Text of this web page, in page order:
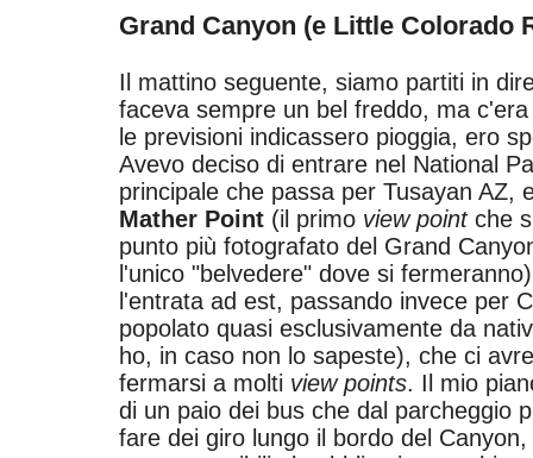
Grand Canyon (e Little Colorado
Il mattino seguente, siamo partiti in
faceva sempre un bel freddo, ma
le previsioni indicassero pioggia, ero
Avevo deciso di entrare nel National
principale che passa per Tusayan AZ,
Mather Point (il primo view pointche
punto più fotografato del Grand
l'unico "belvedere" dove si
l'entrata ad est, passando invece per
popolato quasi esclusivamente da
ho, in caso non lo sapeste), che ci
fermarsi a molti view points. Il mio
di un paio dei bus che dal parcheggio
fare dei giro lungo il bordo del